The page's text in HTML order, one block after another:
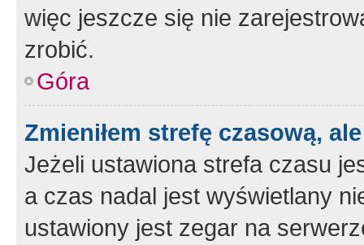
więc jeszcze się nie
zrobić.
Góra
Zmieniłem strefę czasową,
Jeżeli ustawiona strefa czasu
a czas nadal jest wyświetlany
ustawiony jest zegar na